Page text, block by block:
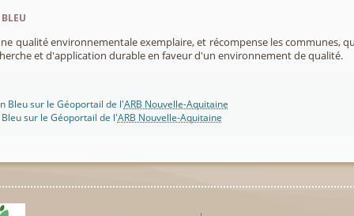
qualité environnementale exemplaire, et récompense les communes,
et d'application durable en faveur d'un environnement de qualité.
Bleu sur le Géoportail de l'ARB Nouvelle-Aquitaine
sur le Géoportail de l'ARB Nouvelle-Aquitaine